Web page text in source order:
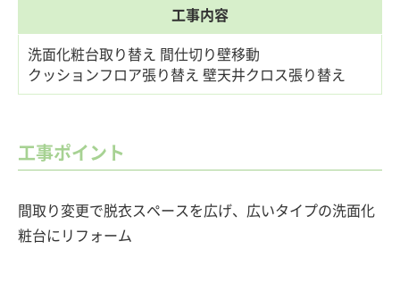
工事内容
洗面化粧台取り替え 間仕切り壁移動
クッションフロア張り替え 壁天井クロス張り替え
工事ポイント
間取り変更で脱衣スペースを広げ、広いタイプの洗面化
粧台にリフォーム